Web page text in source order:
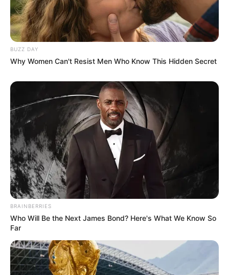
BUZZ DAY
Why Women Can't Resist Men Who Know This Hidden Secret
BRAINBERRIES
Who Will Be the Next James Bond? Here's What We Know So
Far